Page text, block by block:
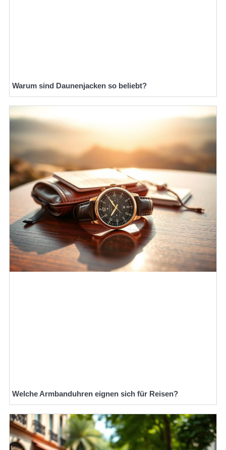
Warum sind Daunenjacken so beliebt?
Welche Armbanduhren eignen sich für Reisen?